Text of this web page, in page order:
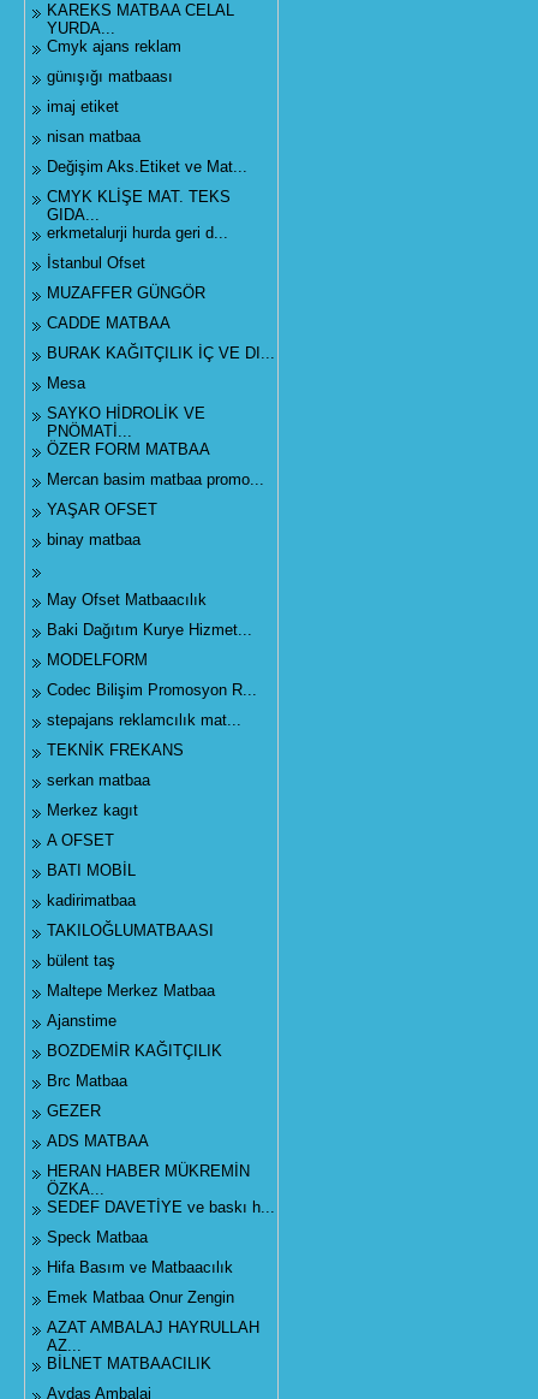
KAREKS MATBAA CELAL
YURDA...
Cmyk ajans reklam
günışığı matbaası
imaj etiket
nisan matbaa
Değişim Aks.Etiket ve Mat...
CMYK KLİŞE MAT. TEKS
GIDA...
erkmetalurji hurda geri d...
İstanbul Ofset
MUZAFFER GÜNGÖR
CADDE MATBAA
BURAK KAĞITÇILIK İÇ VE DI...
Mesa
SAYKO HİDROLİK VE
PNÖMATİ...
ÖZER FORM MATBAA
Mercan basim matbaa promo...
YAŞAR OFSET
binay matbaa
May Ofset Matbaacılık
Baki Dağıtım Kurye Hizmet...
MODELFORM
Codec Bilişim Promosyon R...
stepajans reklamcılık mat...
TEKNİK FREKANS
serkan matbaa
Merkez kagıt
A OFSET
BATI MOBİL
kadirimatbaa
TAKILOĞLUMATBAASI
bülent taş
Maltepe Merkez Matbaa
Ajanstime
BOZDEMİR KAĞITÇILIK
Brc Matbaa
GEZER
ADS MATBAA
HERAN HABER MÜKREMİN
ÖZKA...
SEDEF DAVETİYE ve baskı h...
Speck Matbaa
Hifa Basım ve Matbaacılık
Emek Matbaa Onur Zengin
AZAT AMBALAJ HAYRULLAH
AZ...
BİLNET MATBAACILIK
Aydaş Ambalaj